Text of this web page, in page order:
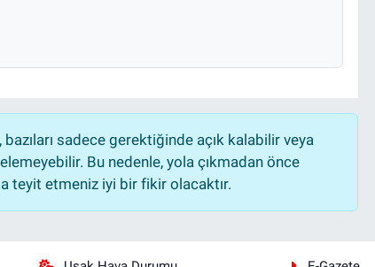
sadece gerektiğinde açık kalabilir veya
Bu nedenle, yola çıkmadan önce
teyit etmeniz iyi bir fikir olacaktır.